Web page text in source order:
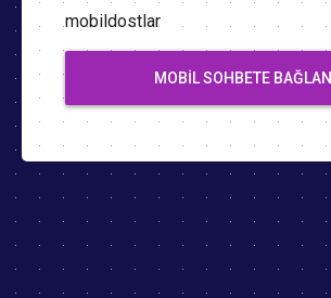
mobildostlar
MOBIL SOHBETE BAĞLAN